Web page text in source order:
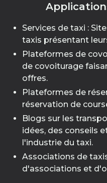
Services de taxi :
taxis présentant
Plateformes de
de covoiturage
offres.
Plateformes de
réservation de
Blogs sur les
idées, des conseils
l'industrie du taxi.
Associations de
d'associations et